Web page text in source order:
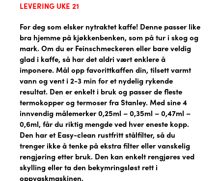
LEVERING UKE 21
For deg som elsker nytraktet kaffe! Denne passer like
bra hjemme på kjøkkenbenken, som på tur i skog og
mark. Om du er Feinschmeckeren eller bare veldig
glad i kaffe, så har det aldri vært enklere å
imponere. Mål opp favorittkaffen din, tilsett varmt
vann og vent i 2-3 min for et nydelig rykende
resultat. Den er enkelt i bruk og passer de fleste
termokopper og termoser fra Stanley. Med sine 4
innvendig målemerker 0,25ml – 0,35ml – 0,47ml –
0,6ml, får du riktig mengde ved hver eneste kopp.
Den har et Easy-clean rustfritt stålfilter, så du
trenger ikke å tenke på ekstra filter eller vanskelig
rengjøring etter bruk. Den kan enkelt rengjøres ved
skylling eller ta den bekymringsløst rett i
oppvaskmaskinen.